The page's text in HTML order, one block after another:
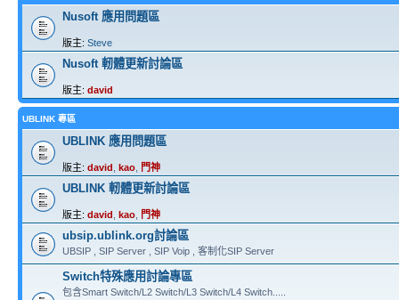
Nusoft 應用問題區
版主: Steve
Nusoft 軔體更新討論區
版主: david
UBLINK 專區
UBLINK 應用問題區
版主: david kao 門神
UBLINK 軔體更新討論區
版主: david kao 門神
ubsip.ublink.org討論區
UBSIP , SIP Server , SIP Voip , 客制化SIP Server
Switch特殊應用討論專區
包含Smart Switch/L2 Switch/L3 Switch/L4 Switch.....